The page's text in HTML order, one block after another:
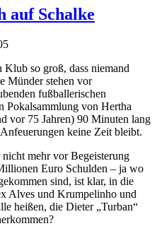
auf Schalke
so groß, dass niemand
Münder stehen vor
fußballerischen
Pokalsammlung von Hertha
vor 75 Jahren) 90 Minuten lang
keine Zeit bleibt.
mehr vor Begeisterung
Euro Schulden – ja wo
sind, ist klar, in die
Alves und Krumpelinho und
heißen, die Dieter „Turban“